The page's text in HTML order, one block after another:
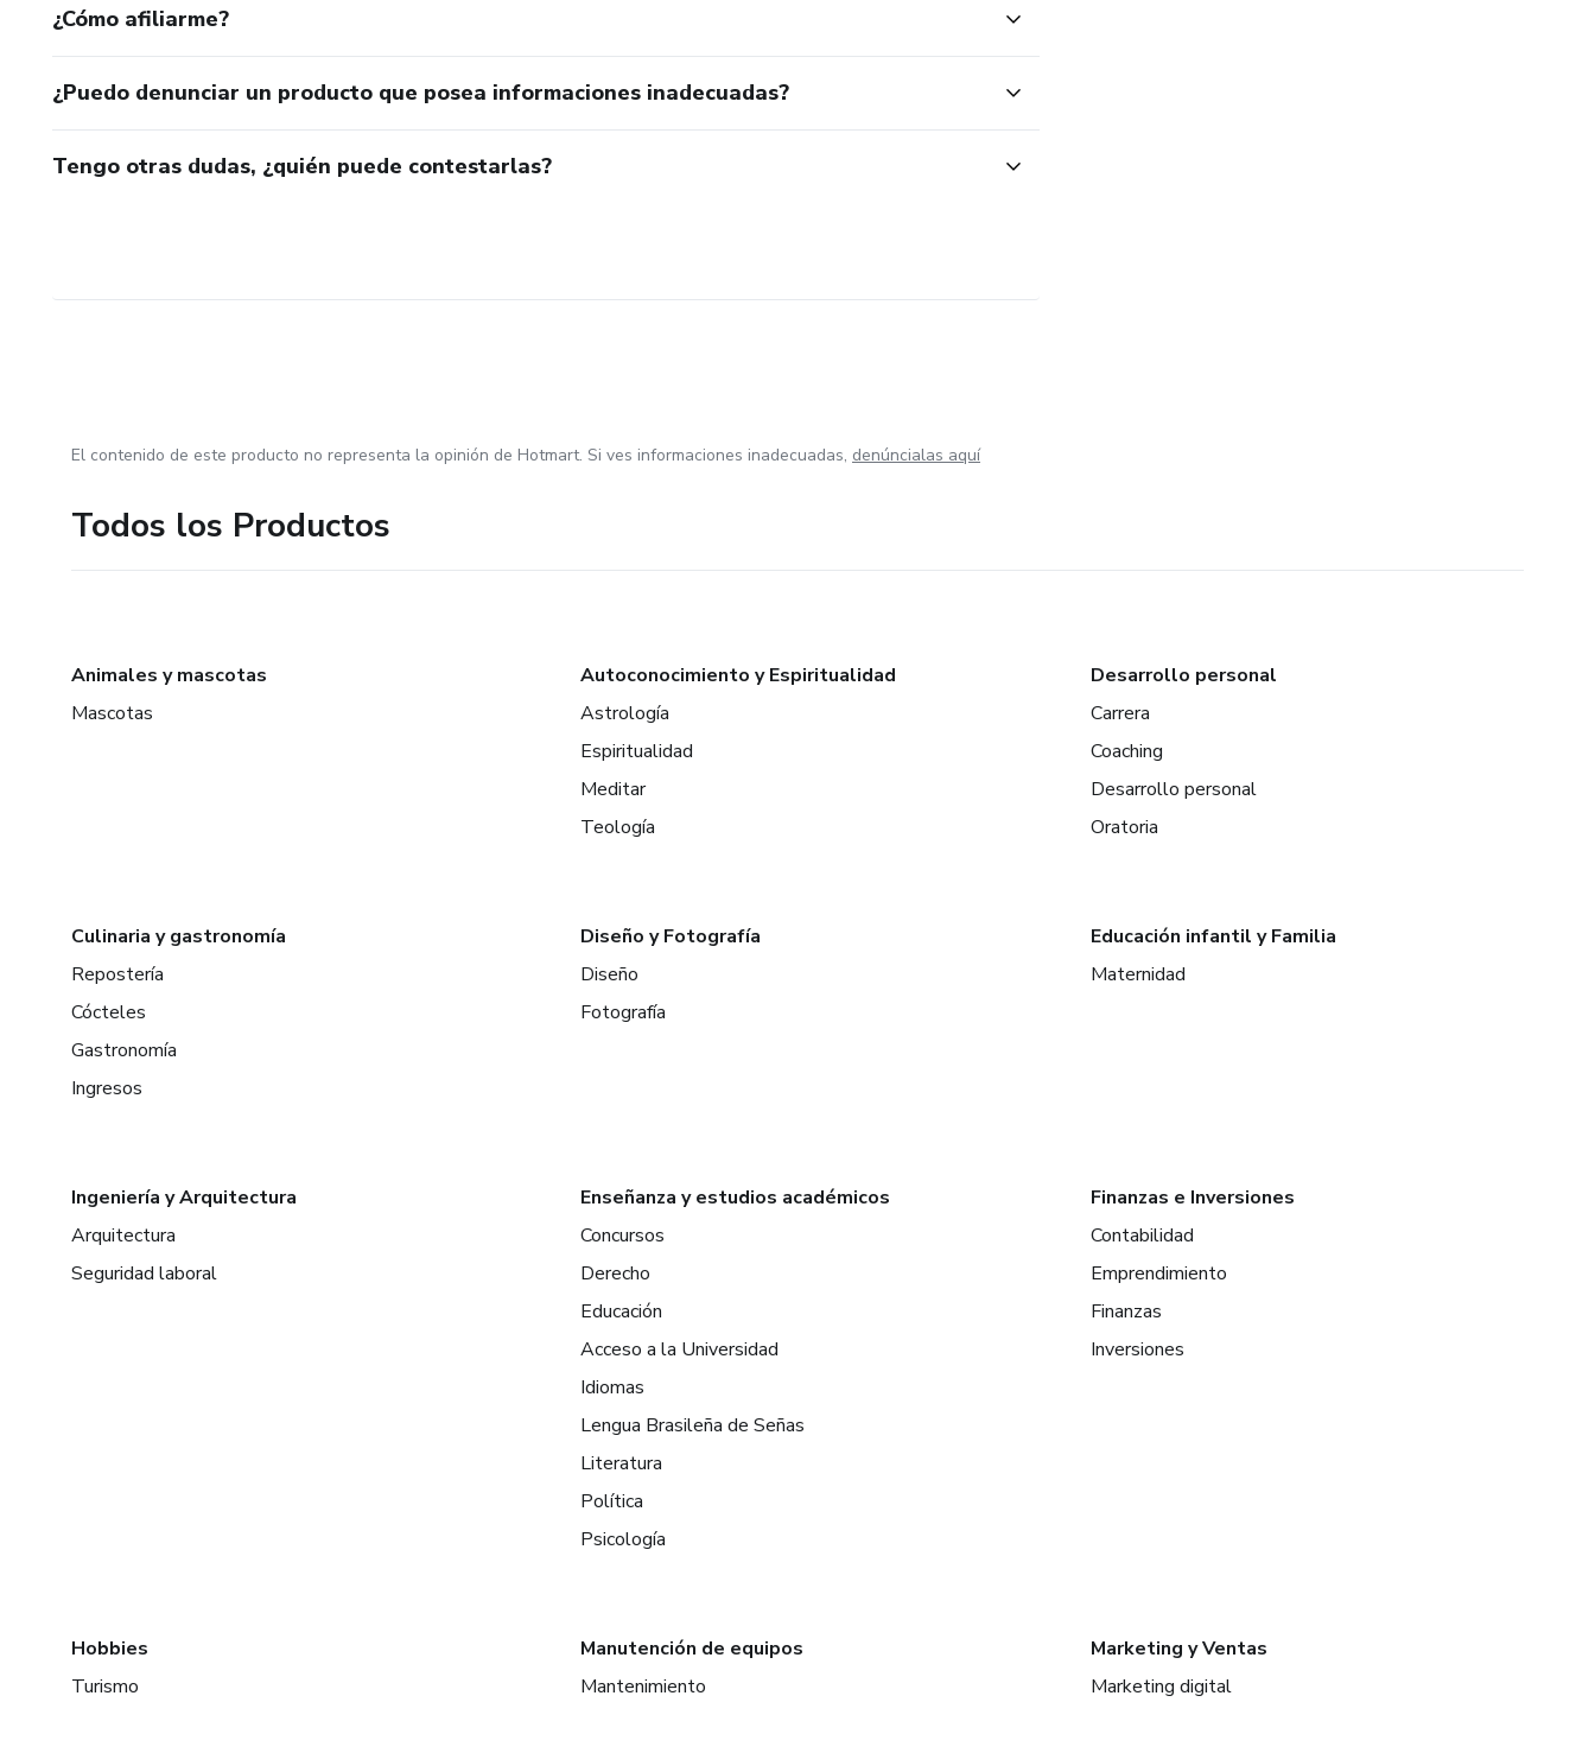
¿Cómo afiliarme?
¿Puedo denunciar un producto que posea informaciones inadecuadas?
Tengo otras dudas, ¿quién puede contestarlas?
El contenido de este producto no representa la opinión de Hotmart. Si ves informaciones inadecuadas, denúncialas aquí
Todos los Productos
Animales y mascotas
Mascotas
Autoconocimiento y Espiritualidad
Astrología
Espiritualidad
Meditar
Teología
Desarrollo personal
Carrera
Coaching
Desarrollo personal
Oratoria
Culinaria y gastronomía
Repostería
Cócteles
Gastronomía
Ingresos
Diseño y Fotografía
Diseño
Fotografía
Educación infantil y Familia
Maternidad
Ingeniería y Arquitectura
Arquitectura
Seguridad laboral
Enseñanza y estudios académicos
Concursos
Derecho
Educación
Acceso a la Universidad
Idiomas
Lengua Brasileña de Señas
Literatura
Política
Psicología
Finanzas e Inversiones
Contabilidad
Emprendimiento
Finanzas
Inversiones
Hobbies
Turismo
Manutención de equipos
Mantenimiento
Marketing y Ventas
Marketing digital